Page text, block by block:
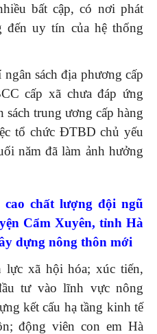
bất cập, có nơi phát
đến uy tín của hệ thống
sách địa phương cấp
cấp xã chưa đáp ứng
sách trung ương cấp hàng
tổ chức ĐTBD chủ yếu
năm đã làm ảnh hưởng
chất lượng đội ngũ
Cẩm Xuyên, tỉnh Hà
dựng nông thôn mới
lực xã hội hóa; xúc tiến,
tư vào lĩnh vực nông
kết cấu hạ tầng kinh tế
động viên con em Hà